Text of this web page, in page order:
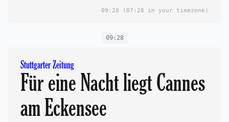
09:28 (07:28 in your timezone)
09:28
Stuttgarter Zeitung
Für eine Nacht liegt Cannes
am Eckensee